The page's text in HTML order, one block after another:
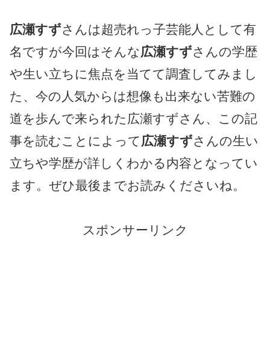
広瀬すずさんは超売れっ子芸能人として有
名ですが今回はそんな広瀬すずさんの学歴
や生い立ちに焦点を当てて調査してみまし
た、今の人気からは想像も出来ない苦難の
道を歩んで来られた広瀬すずさん、この記
事を読むことによって 広瀬すずさんの生い
立ちや学歴が詳しくわかる内容となってい
ます。ぜひ最後までお読みくださいね。
スポンサーリンク